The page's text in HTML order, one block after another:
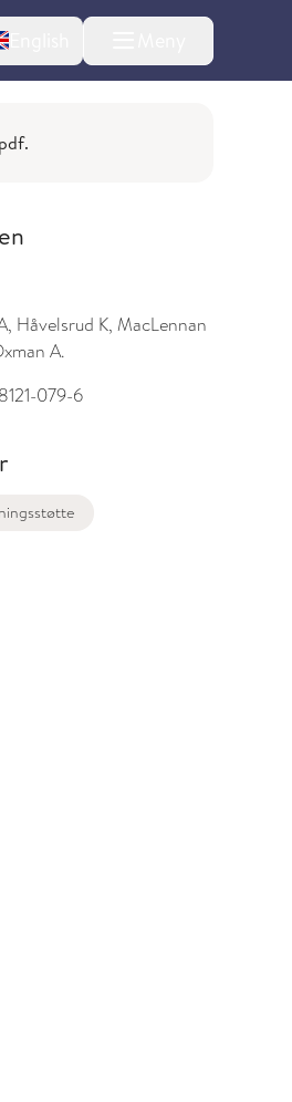
English
Håvelsrud K, MacLennan
A.
079-6